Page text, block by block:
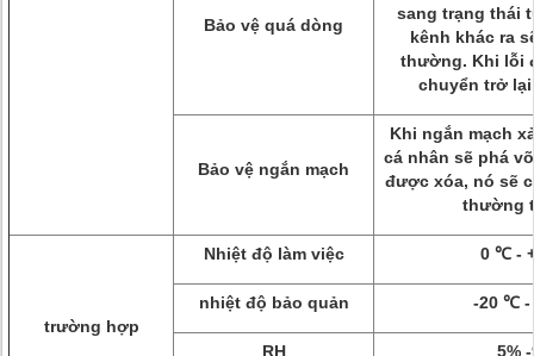
Bảo vệ quá dòng
sang trạng thái
kênh khác ra
thường. Khi lỗi
chuyển trở
Bảo vệ ngắn mạch
Khi ngắn mạch
cá nhân sẽ phá
được xóa, nó sẽ
thường
trường hợp
Nhiệt độ làm việc 0 ℃ -
nhiệt độ bảo quản -20 ℃ -
RH 5%